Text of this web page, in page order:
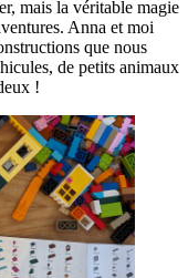
mais la véritable magie
Anna et moi
que nous
de petits animaux
!